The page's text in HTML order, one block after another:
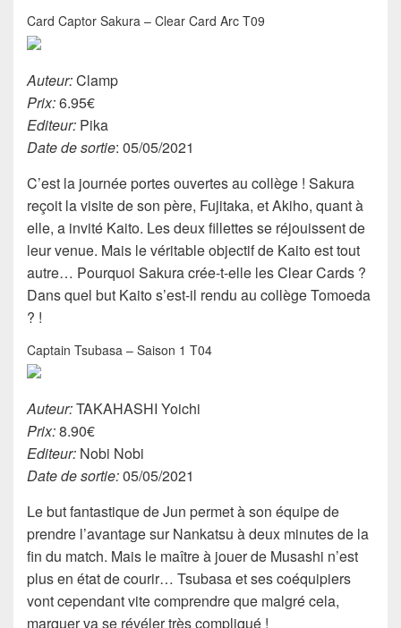
Card Captor Sakura – Clear Card Arc T09
Auteur:Clamp
Prix:6.95€
Editeur: Pika
Date de sortie: 05/05/2021
C’est la journée portes ouvertes au collège ! Sakura
reçoit la visite de son père, Fujitaka, et Akiho, quant à
elle, a invité Kaito. Les deux fillettes se réjouissent de
leur venue. Mais le véritable objectif de Kaito est tout
autre… Pourquoi Sakura crée-t-elle les Clear Cards ?
Dans quel but Kaito s’est-il rendu au collège Tomoeda
? !
Captain Tsubasa – Saison 1 T04
Auteur:TAKAHASHI Yoichi
Prix:8.90€
Editeur: Nobi Nobi
Date de sortie:05/05/2021
Le but fantastique de Jun permet à son équipe de
prendre l’avantage sur Nankatsu à deux minutes de la
fin du match. Mais le maître à jouer de Musashi n’est
plus en état de courir… Tsubasa et ses coéquipiers
vont cependant vite comprendre que malgré cela,
marquer va se révéler très compliqué !